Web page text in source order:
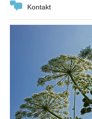
Kontakt